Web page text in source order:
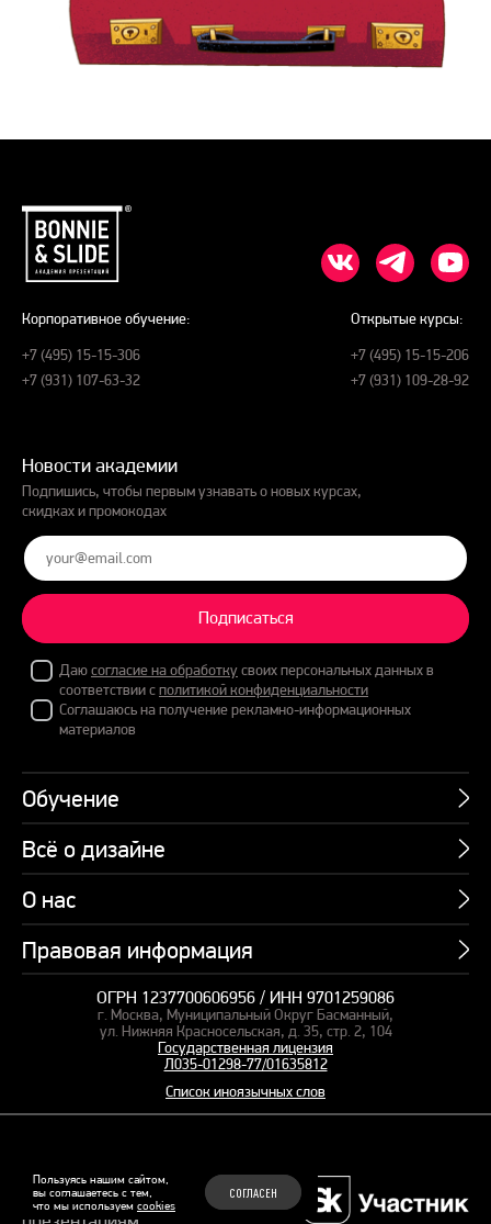
Пользуясь нашим сайтом,
вы соглашаетесь с тем,
что мы используем cookies
СОГЛАСЕН
Корпоративное обучение:
+7 (495) 15-15-306
+7 (931) 107-63-32
Открытые курсы:
+7 (495) 15-15-206
+7 (931) 109-28-92
Новости академии
Подпишись, чтобы первым узнавать о новых курсах,
скидках и промокодах
Подписаться
Даюсогласие на обработкусвоих персональных данных в
соответствии сполитикой конфиденциальности
Соглашаюсь на получение рекламно-информационных
материалов
Обучение
Курсы
Пакетные предложения
Профессии
Подарочные сертификаты
Корпоративное обучение
Курсы для сотрудников
Пакетные предложения
Всё о дизайне
Учебник по презентациям
Банк слайдов
Вебинары
Студия дизайна
Заказать презентацию
О нас
Об академии
СМИ о нас
Правовая информация
Карта сайта
Оферта и лицензия
Политика конфиденциальности
Рекомендательные технологии
Файлы Cookie
ОГРН 1237700606956 / ИНН 9701259086
г. Москва, Муниципальный Округ Басманный,
ул. Нижняя Красносельская, д. 35, стр. 2, 104
Государственная лицензия
Л035-01298-77/01635812
Список иноязычных слов
© 2015–2026 Бонни и Слайд
Обучающие курсы по